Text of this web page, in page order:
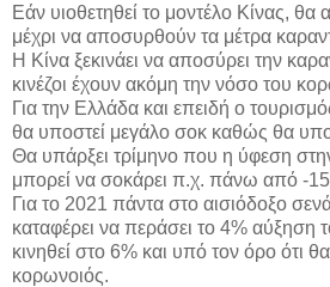
Εάν υιοθετηθεί το μοντέλο Κίνας, θα
μέχρι να αποσυρθούν τα μέτρα
Η Κίνα ξεκινάει να αποσύρει την
κινέζοι έχουν ακόμη την νόσο του
Για την Ελλάδα και επειδή ο
θα υποστεί μεγάλο σοκ καθώς θα
Θα υπάρξει τρίμηνο που η ύφεση
μπορεί να σοκάρει π.χ. πάνω από -
Για το 2021 πάντα στο αισιόδοξο
καταφέρει να περάσει το 4%
κινηθεί στο 6% και υπό τον όρο ότι θα
κορωνοιός.